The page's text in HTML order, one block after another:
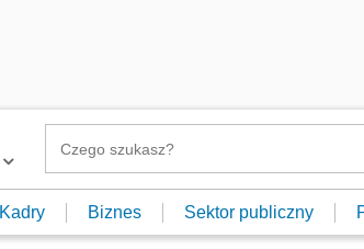
Kadry Biznes Sektor publiczny